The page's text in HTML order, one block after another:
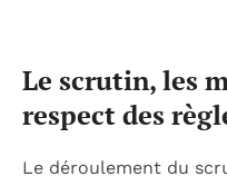
Le scrutin, les
respect des
Le déroulement du